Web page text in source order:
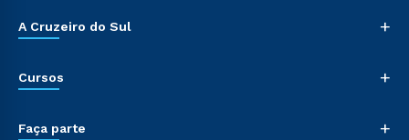
A Cruzeiro do Sul +
Cursos +
Faça parte +